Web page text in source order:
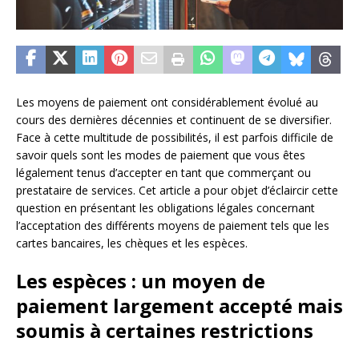
Les moyens de paiement ont considérablement évolué au
cours des dernières décennies et continuent de se diversifier.
Face à cette multitude de possibilités, il est parfois difficile de
savoir quels sont les modes de paiement que vous êtes
légalement tenus d’accepter en tant que commerçant ou
prestataire de services. Cet article a pour objet d’éclaircir cette
question en présentant les obligations légales concernant
l’acceptation des différents moyens de paiement tels que les
cartes bancaires, les chèques et les espèces.
Les espèces : un moyen de
paiement largement accepté mais
soumis à certaines restrictions